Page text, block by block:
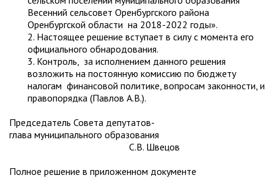
Весенний сельсовет Оренбургского района
Оренбургской области на 2018-2022 годы».
2. Настоящее решение вступает в силу с момента его
официального обнародования.
3. Контроль, за исполнением данного решения
возложить на постоянную комиссию по бюджету
налогам финансовой политике, вопросам законности, и
правопорядка (Павлов А.В.).
Председатель Совета депутатов-
глава муниципального образования
С.В. Швецов
Полное решение в приложенном документе